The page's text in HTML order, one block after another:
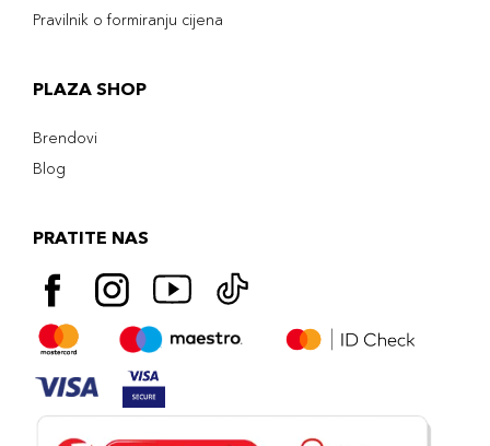
Pravilnik o formiranju cijena
PLAZA SHOP
Brendovi
Blog
PRATITE NAS